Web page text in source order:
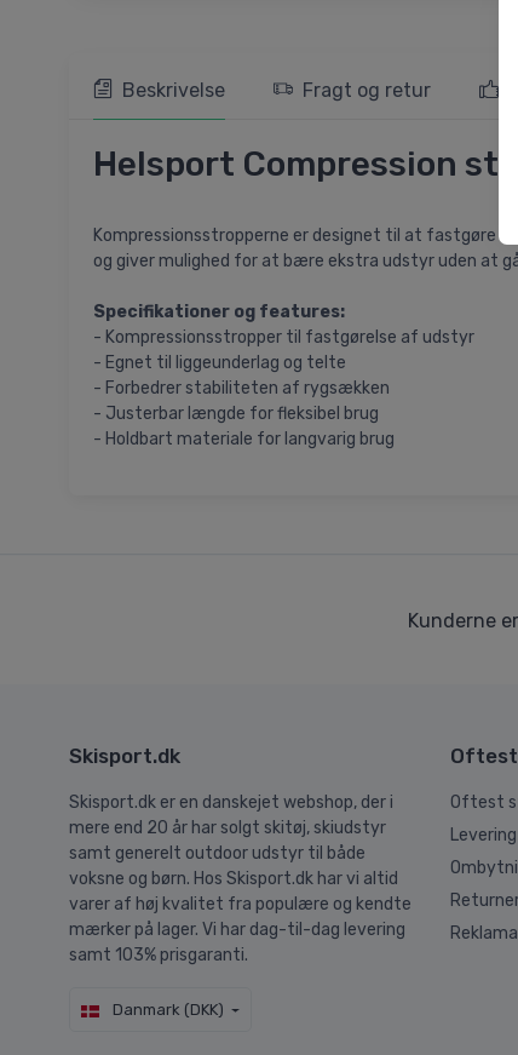
Beskrivelse Fragt og retur
Helsport Compression
Kompressionsstropperne er designet til at fastgøre
og giver mulighed for at bære ekstra udstyr uden at
Specifikationer og features:
- Kompressionsstropper til fastgørelse af udstyr
- Egnet til liggeunderlag og telte
- Forbedrer stabiliteten af rygsækken
- Justerbar længde for fleksibel brug
- Holdbart materiale for langvarig brug
Kunderne er
Skisport.dk
Skisport.dk er en danskejet webshop, der i
mere end 20 år har solgt skitøj, skiudstyr
samt generelt outdoor udstyr til både
voksne og børn. Hos Skisport.dk har vi altid
varer af høj kvalitet fra populære og kendte
mærker på lager. Vi har dag-til-dag levering
samt 103% prisgaranti.
Danmark (DKK)
Oftest
Oftest